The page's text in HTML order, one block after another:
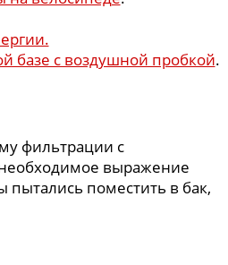
базе с воздушной пробкой.
фильтрации с
выражение
пытались поместить в бак,